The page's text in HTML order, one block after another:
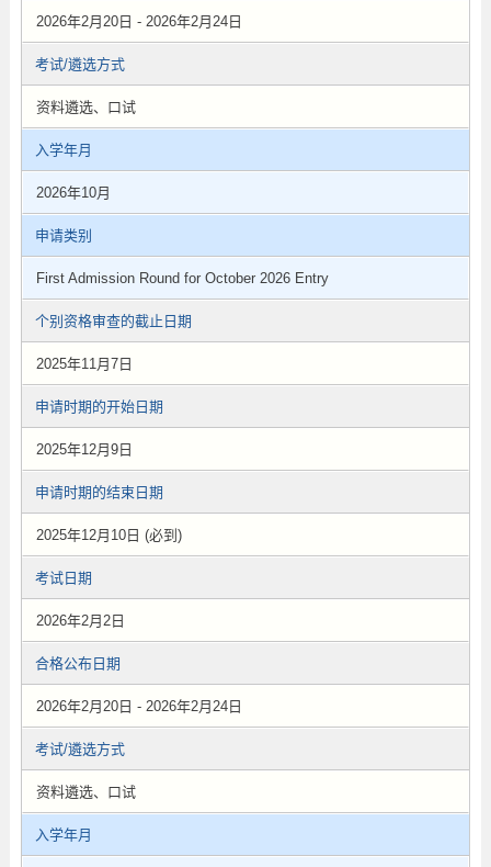
2026年2月20日 - 2026年2月24日
考试/遴选方式
资料遴选、口试
入学年月
2026年10月
申请类别
First Admission Round for October 2026 Entry
个别资格审查的截止日期
2025年11月7日
申请时期的开始日期
2025年12月9日
申请时期的结束日期
2025年12月10日 (必到)
考试日期
2026年2月2日
合格公布日期
2026年2月20日 - 2026年2月24日
考试/遴选方式
资料遴选、口试
入学年月